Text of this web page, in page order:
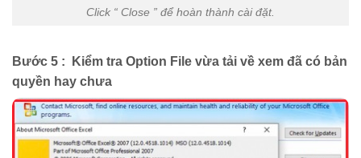
Click “ Close ” để hoàn thành cài đặt.
Bước 5 : Kiểm tra Option File vừa tải về xem đã có bản
quyền hay chưa